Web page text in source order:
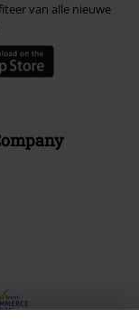
van alle nieuwe